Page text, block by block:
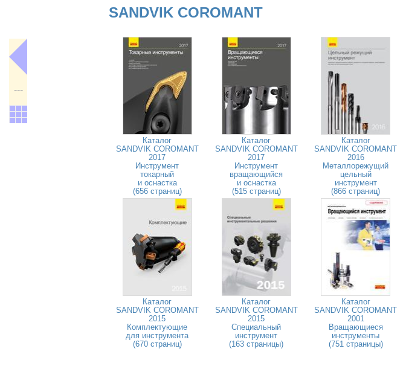
SANDVIK COROMANT
Каталог
SANDVIK COROMANT
2017
Инструмент
токарный
и оснастка
(656 страниц)
Каталог
SANDVIK COROMANT
2017
Инструмент
вращающийся
и оснастка
(515 страниц)
Каталог
SANDVIK COROMANT
2016
Металлорежущий
цельный
инструмент
(866 страниц)
Каталог
SANDVIK COROMANT
2015
Комплектующие
для инструмента
(670 страниц)
Каталог
SANDVIK COROMANT
2015
Специальный
инструмент
(163 страницы)
Каталог
SANDVIK COROMANT
2001
Вращающиеся
инструменты
(751 страницы)
---